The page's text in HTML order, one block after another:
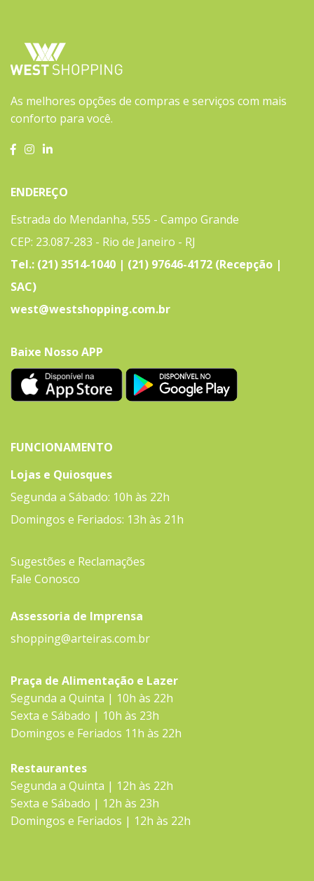
As melhores opções de compras e serviços com mais
conforto para você.
ENDEREÇO
Estrada do Mendanha, 555 - Campo Grande
CEP: 23.087-283 - Rio de Janeiro - RJ
Tel.: (21) 3514-1040 | (21) 97646-4172 (Recepção |
SAC)
west@westshopping.com.br
Baixe Nosso APP
FUNCIONAMENTO
Lojas e Quiosques
Segunda a Sábado: 10h às 22h
Domingos e Feriados: 13h às 21h
Sugestões e Reclamações
Fale Conosco
Assessoria de Imprensa
shopping@arteiras.com.br
Praça de Alimentação e Lazer
Segunda a Quinta | 10h às 22h
Sexta e Sábado | 10h às 23h
Domingos e Feriados 11h às 22h
Restaurantes
Segunda a Quinta | 12h às 22h
Sexta e Sábado | 12h às 23h
Domingos e Feriados | 12h às 22h